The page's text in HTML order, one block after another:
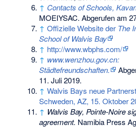
↑ Contacts of Schools,
MOEIYSAC. Abgerufen am
↑ Offizielle Website der The
School of Walvis Bay
↑ http://www.wbphs.com/
↑ www.wenzhou.gov.cn:
Städtefreundschaften.
11. Juli 2019.
↑ Walvis Bays neue
Schweden, AZ, 15. Oktober
↑ Walvis Bay, Pointe-Noire
agreement. Namibia Press